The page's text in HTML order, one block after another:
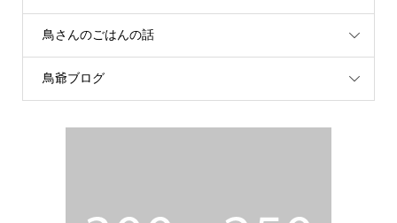
鳥さんのごはんの話
鳥爺ブログ